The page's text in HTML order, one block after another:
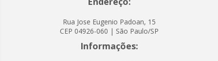
Rua Jose Eugenio Padoan, 15
CEP 04926-060 | São Paulo/SP
Informações: